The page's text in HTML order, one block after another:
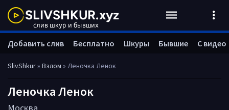
SlivShkur» Взлом » Леночка Ленок
Леночка Ленок
Добавить слив Бесплатно Шкуры Бывшие С видео